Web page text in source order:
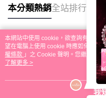
本分類熱銷全站排行
熱門標籤
本網站中使用 cookie，欲查詢有關本
望在電腦上使用 cookie 時應如何變更
權條款 」之 Cookie 聲明。您繼續使
用條款之 Cookie 聲明使用 cookie。
了解更多 >
我